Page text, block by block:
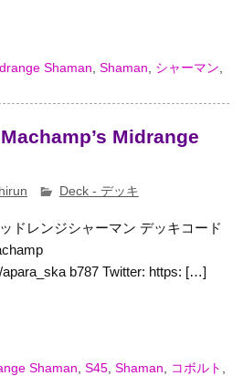
Shaman,Shaman, シャーマン,
Midrange
Deck - デッキ
ドレンジシャーマン デッキコード
b787 Twitter: https: […]
Shaman ,S45 ,Shaman コボルト